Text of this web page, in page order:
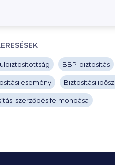
BBP-biztosítás
esemény Biztosítási
szerződés felmondása